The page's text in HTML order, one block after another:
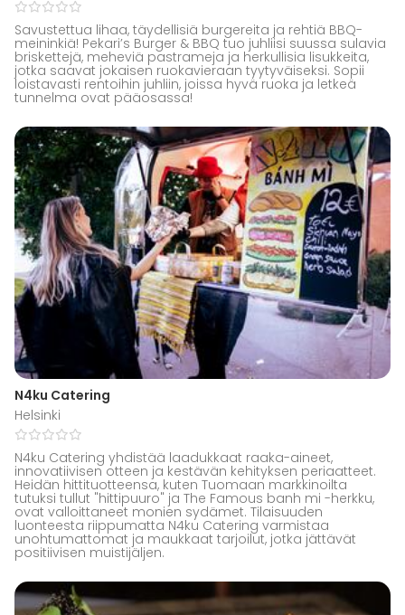
Savustettua lihaa, täydellisiä burgereita ja rehtiä BBQ-
meininkiä! Pekari’s Burger & BBQ tuo juhliisi suussa sulavia
briskettejä, meheviä pastrameja ja herkullisia lisukkeita,
jotka saavat jokaisen ruokavieraan tyytyväiseksi. Sopii
loistavasti rentoihin juhliin, joissa hyvä ruoka ja letkeä
tunnelma ovat pääosassa!
N4ku Catering
Helsinki
N4ku Catering yhdistää laadukkaat raaka-aineet,
innovatiivisen otteen ja kestävän kehityksen periaatteet.
Heidän hittituotteensa, kuten Tuomaan markkinoilta
tutuksi tullut "hittipuuro" ja The Famous banh mi -herkku,
ovat valloittaneet monien sydämet. Tilaisuuden
luonteesta riippumatta N4ku Catering varmistaa
unohtumattomat ja maukkaat tarjoilut, jotka jättävät
positiivisen muistijäljen.